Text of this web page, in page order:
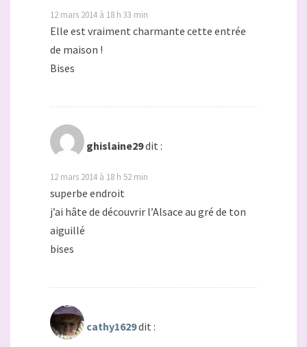
12 mars 2014 à 18 h 33 min
Elle est vraiment charmante cette entrée
de maison !
Bises
ghislaine29dit :
12 mars 2014 à 18 h 52 min
superbe endroit
j’ai hâte de découvrir l’Alsace au gré de ton
aiguillé
bises
cathy1629dit :